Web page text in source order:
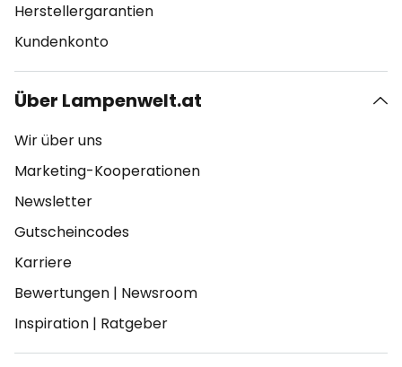
Herstellergarantien
Kundenkonto
Über Lampenwelt.at
Wir über uns
Marketing-Kooperationen
Newsletter
Gutscheincodes
Karriere
Bewertungen | Newsroom
Inspiration | Ratgeber